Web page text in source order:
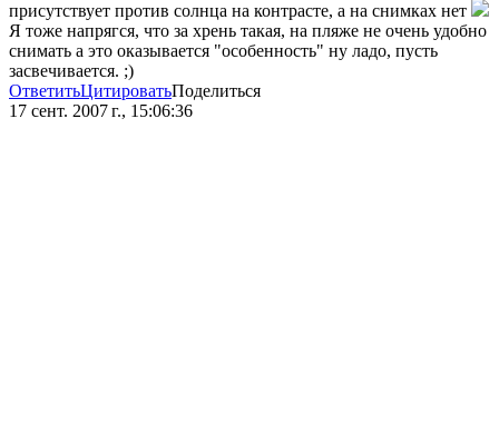
присутствует против солнца на контрасте, а на снимках нет
Я тоже напрягся, что за хрень такая, на пляже не очень удобно
снимать а это оказывается "особенность" ну ладо, пусть
засвечивается. ;)
ОтветитьЦитироватьПоделиться
17 сент. 2007 г., 15:06:36